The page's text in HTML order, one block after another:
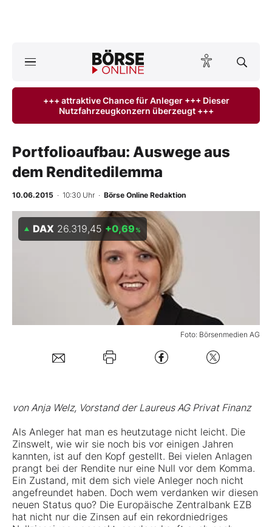
Anlageprodukte
Finanz-Check
Abo & Shop
Experten
+++ attraktive Chance für Anleger +++ Dieser
Nutzfahrzeugkonzern überzeugt +++
Portfolioaufbau: Auswege aus
dem Renditedilemma
10.06.2015 · 10:30 Uhr · Börse Online Redaktion
Foto: Börsenmedien AG
DAX 26.319,45 +0,69 %
von Anja Welz, Vorstand der Laureus AG Privat Finanz
Als Anleger hat man es heutzutage nicht leicht. Die
Zinswelt, wie wir sie noch bis vor einigen Jahren
kannten, ist auf den Kopf gestellt. Bei vielen Anlagen
prangt bei der Rendite nur eine Null vor dem Komma.
Ein Zustand, mit dem sich viele Anleger noch nicht
angefreundet haben. Doch wem verdanken wir diesen
neuen Status quo? Die Europäische Zentralbank EZB
hat nicht nur die Zinsen auf ein rekordniedriges